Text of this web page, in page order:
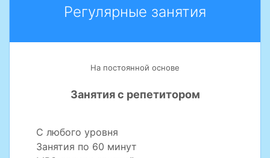
Регулярные занятия
На постоянной основе
Занятия с репетитором
С любого уровня
Занятия по 60 минут